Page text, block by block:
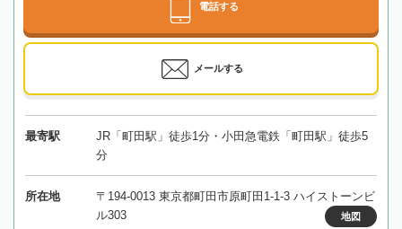
電話する
メールする
最寄駅
JR「町田駅」徒歩1分・小田急電鉄「町田駅」徒歩5
分
所在地
〒194-0013 東京都町田市原町田1-1-3 ハイストーンビ
ル303
地図